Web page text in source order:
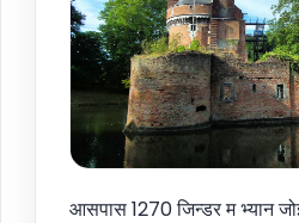
आसपास 1270 जिन्डर म भ्यान